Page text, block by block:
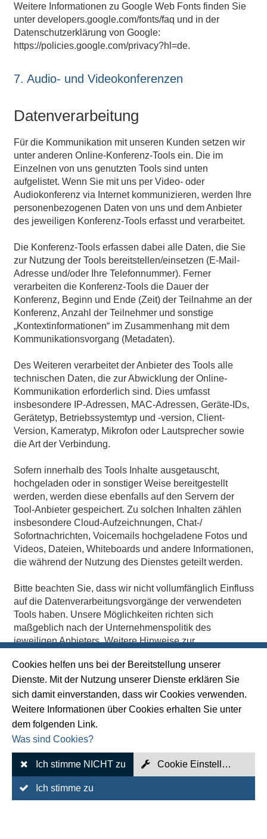
Weitere Informationen zu Google Web Fonts finden Sie
unter developers.google.com/fonts/faq und in der
Datenschutzerklärung von Google:
https://policies.google.com/privacy?hl=de.
7. Audio- und Videokonferenzen
Datenverarbeitung
Für die Kommunikation mit unseren Kunden setzen wir
unter anderen Online-Konferenz-Tools ein. Die im
Einzelnen von uns genutzten Tools sind unten
aufgelistet. Wenn Sie mit uns per Video- oder
Audiokonferenz via Internet kommunizieren, werden Ihre
personenbezogenen Daten von uns und dem Anbieter
des jeweiligen Konferenz-Tools erfasst und verarbeitet.
Die Konferenz-Tools erfassen dabei alle Daten, die Sie
zur Nutzung der Tools bereitstellen/einsetzen (E-Mail-
Adresse und/oder Ihre Telefonnummer). Ferner
verarbeiten die Konferenz-Tools die Dauer der
Konferenz, Beginn und Ende (Zeit) der Teilnahme an der
Konferenz, Anzahl der Teilnehmer und sonstige
„Kontextinformationen“ im Zusammenhang mit dem
Kommunikationsvorgang (Metadaten).
Des Weiteren verarbeitet der Anbieter des Tools alle
technischen Daten, die zur Abwicklung der Online-
Kommunikation erforderlich sind. Dies umfasst
insbesondere IP-Adressen, MAC-Adressen, Geräte-IDs,
Gerätetyp, Betriebssystemtyp und -version, Client-
Version, Kameratyp, Mikrofon oder Lautsprecher sowie
die Art der Verbindung.
Sofern innerhalb des Tools Inhalte ausgetauscht,
hochgeladen oder in sonstiger Weise bereitgestellt
werden, werden diese ebenfalls auf den Servern der
Tool-Anbieter gespeichert. Zu solchen Inhalten zählen
insbesondere Cloud-Aufzeichnungen, Chat-/
Sofortnachrichten, Voicemails hochgeladene Fotos und
Videos, Dateien, Whiteboards und andere Informationen,
die während der Nutzung des Dienstes geteilt werden.
Bitte beachten Sie, dass wir nicht vollumfänglich Einfluss
auf die Datenverarbeitungsvorgänge der verwendeten
Tools haben. Unsere Möglichkeiten richten sich
maßgeblich nach der Unternehmenspolitik des
jeweiligen Anbieters. Weitere Hinweise zur
Sie den Datenschutzerklärungen der jeweils
eingesetzten Tools, die wir unter diesem Text aufgeführt
haben.
Zweck und Rechtsgrundlagen
angehenden oder bestehenden Vertragspartnern zu
kommunizieren oder bestimmte Leistungen gegenüber
unseren Kunden anzubieten (Art. 6 Abs. 1 lit. b DSGVO).
Des Weiteren dient der Einsatz der Tools der
Cookies helfen uns bei der Bereitstellung unserer
Dienste. Mit der Nutzung unserer Dienste erklären Sie
sich damit einverstanden, dass wir Cookies verwenden.
Weitere Informationen über Cookies erhalten Sie unter
dem folgenden Link.
Was sind Cookies?
Ich stimme NICHT zu Cookie Einstellungen
Ich stimme zu